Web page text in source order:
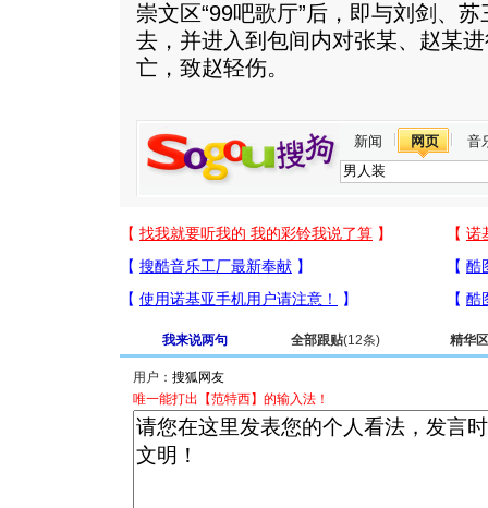
崇文区“99吧歌厅”后，即与刘剑、
去，并进入到包间内对张某、赵某
亡，致赵轻伤。
新闻 网页 音
我来说两句 全部跟贴(12条) 精华区
用户：
唯一能打出【范特西】的输入法！